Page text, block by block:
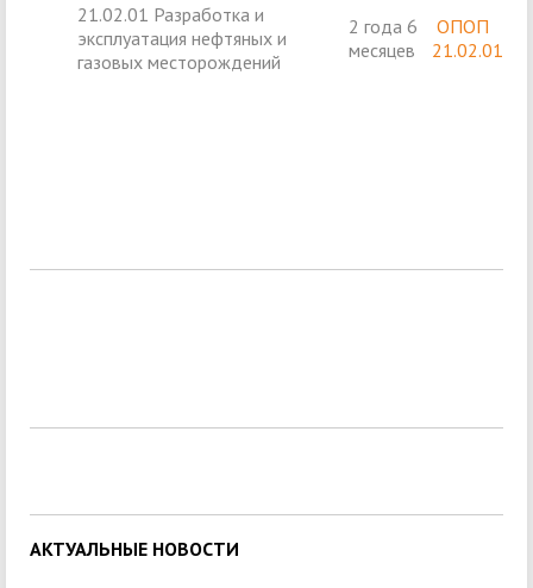
21.02.01 Разработка и
эксплуатация нефтяных и
газовых месторождений
2 года 6
месяцев
ОПОП
21.02.01
АКТУАЛЬНЫЕ НОВОСТИ